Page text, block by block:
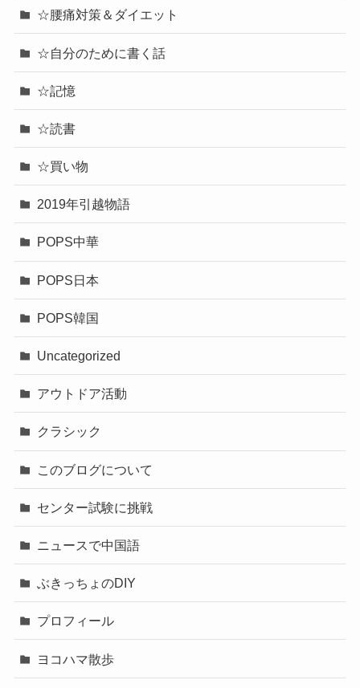
☆腰痛対策＆ダイエット
☆自分のために書く話
☆記憶
☆読書
☆買い物
2019年引越物語
POPS中華
POPS日本
POPS韓国
Uncategorized
アウトドア活動
クラシック
このブログについて
センター試験に挑戦
ニュースで中国語
ぶきっちょのDIY
プロフィール
ヨコハマ散歩